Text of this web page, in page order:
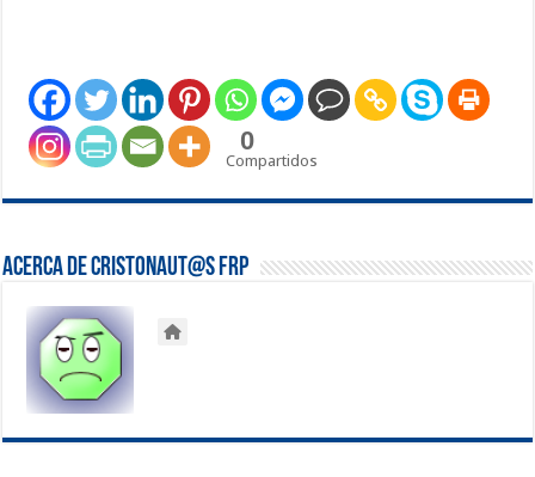
0
Compartidos
Acerca de Cristonaut@s FRP